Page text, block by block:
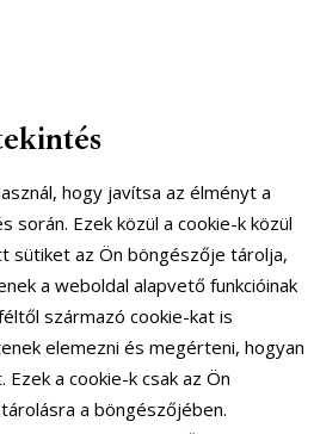
hogy javítsa az élményt a
során. Ezek közül a cookie-k közül
sütiket az Ön böngészője tárolja,
a weboldal alapvető funkcióinak
származó cookie-kat is
elemezni és megérteni, hogyan
a cookie-k csak az Ön
a böngészőjében.